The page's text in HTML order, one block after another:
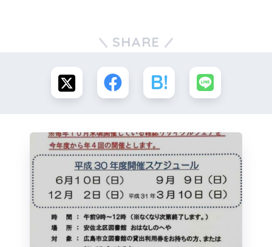
SHARE